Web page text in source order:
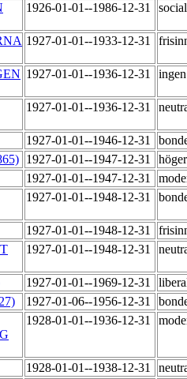
1926-01-01--1986-12-31
1927-01-01--1933-12-31
1927-01-01--1936-12-31
1927-01-01--1936-12-31
1927-01-01--1946-12-31
1927-01-01--1947-12-31
1927-01-01--1947-12-31
1927-01-01--1948-12-31
1927-01-01--1948-12-31
1927-01-01--1948-12-31
1927-01-01--1969-12-31
1927-01-06--1956-12-31
1928-01-01--1936-12-31
1928-01-01--1938-12-31